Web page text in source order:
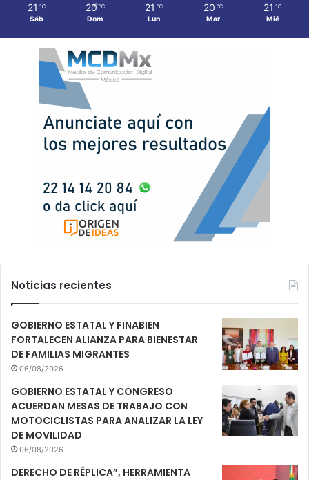
21 ℃
Sáb
20 ℃
Dom
21 ℃
Lun
20 ℃
Mar
21 ℃
Mié
Noticias recientes
GOBIERNO ESTATAL Y FINABIEN
FORTALECEN ALIANZA PARA BIENESTAR
DE FAMILIAS MIGRANTES
06/08/2026
GOBIERNO ESTATAL Y CONGRESO
ACUERDAN MESAS DE TRABAJO CON
MOTOCICLISTAS PARA ANALIZAR LA LEY
DE MOVILIDAD
06/08/2026
DERECHO DE RÉPLICA”, HERRAMIENTA